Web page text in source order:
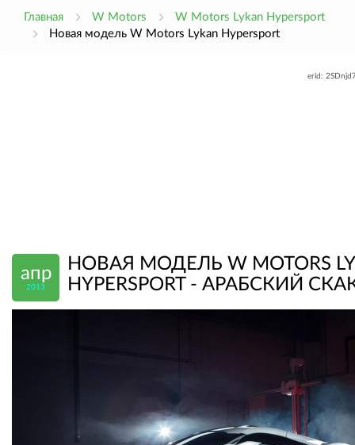
Главная W Motors
W Motors Lykan Hypersport
Новая модель W Motors Lykan Hypersport
erid:
апр
2013
НОВАЯ МОДЕЛЬ W MOTORS
HYPERSPORT - АРАБСКИЙ